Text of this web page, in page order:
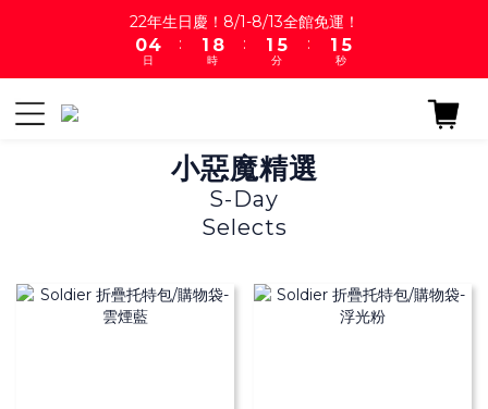
22年生日慶！8/1-8/13全館免運！
1
0
5
4
3
日
:
2
1
0
9
8
7
3
2
1
0
時
:
2
1
0
6
5
4
0
分
:
2
1
0
6
5
4
秒
小惡魔精選
S-Day
Selects